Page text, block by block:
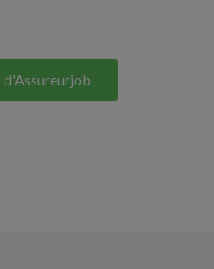
d'Assureurjob